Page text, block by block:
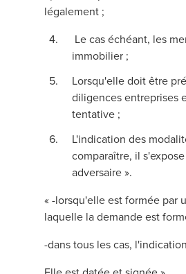
légalement ;
Le cas échéant, les
immobilier ;
Lorsqu'elle doit être
diligences entreprises
tentative ;
L'indication des
comparaître, il
adversaire ».
« -lorsqu'elle est formée par
laquelle la demande est
-dans tous les cas,